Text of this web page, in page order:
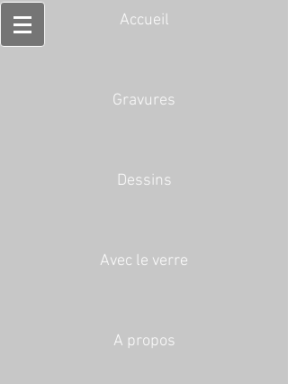
Accueil
Gravures
Dessins
Avec le verre
A propos